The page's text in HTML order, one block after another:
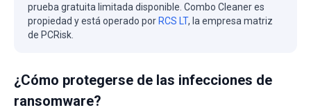
prueba gratuita limitada disponible. Combo Cleaner es
propiedad y está operado por RCS LT, la empresa matriz
de PCRisk.
¿Cómo protegerse de las infecciones de
ransomware?